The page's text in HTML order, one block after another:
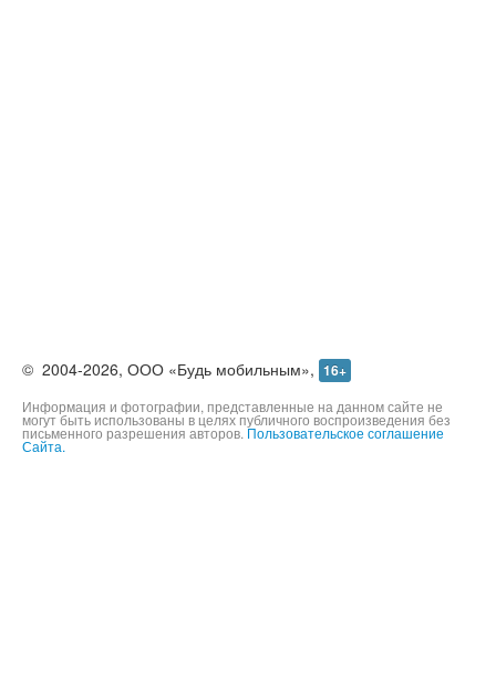
© 2004-2026, ООО «Будь мобильным», 16+
Информация и фотографии, представленные на данном сайте не
могут быть использованы в целях публичного воспроизведения без
письменного разрешения авторов. Пользовательское соглашение
Сайта.